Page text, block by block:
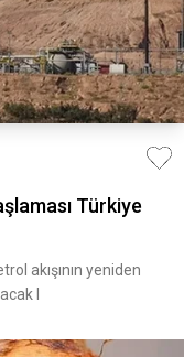
Türkiye
akışının yeniden
I